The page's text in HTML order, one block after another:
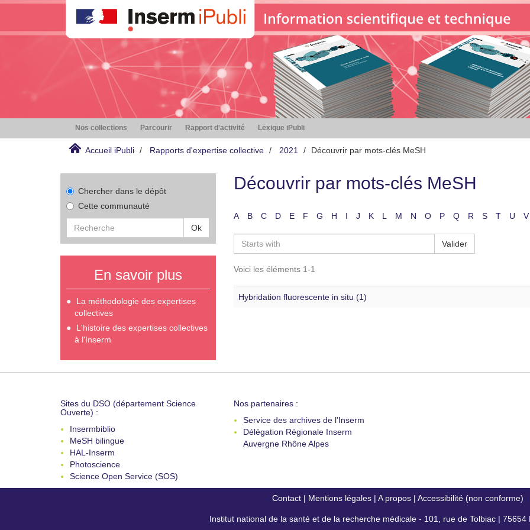
Nos collections Parcourir Rapport d'activité Lexique iPubli
Accueil iPubli Rapports d'expertise collective 2021 Découvrir par mots-clés MeSH
Chercher dans le dépôt
Cette communauté
Ok
En savoir plus
La méthodologie des expertises
collectives
L'histoire des expertises collectives
à l'Inserm
Découvrir par mots-clés MeSH
A B C D E F G H I J K L M N O P Q R S T U V
Valider
Voici les éléments 1-1
Hybridation fluorescente in situ (1)
Sites du DSO (département Science
Ouverte) :
Insermbiblio
MeSH bilingue
HAL-Inserm
Photoscience
Science Open Service (SOS)
Nos partenaires :
Service des archives de l'Inserm
Délégation Régionale Inserm
Auvergne Rhône Alpes
Contact| Mentions légales| A propos| Accessibilité (non conforme)
Institut national de la santé et de la recherche médicale - 101, rue de Tolbiac | 75654